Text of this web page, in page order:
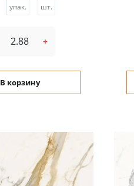
упак. шт.
+
В корзину